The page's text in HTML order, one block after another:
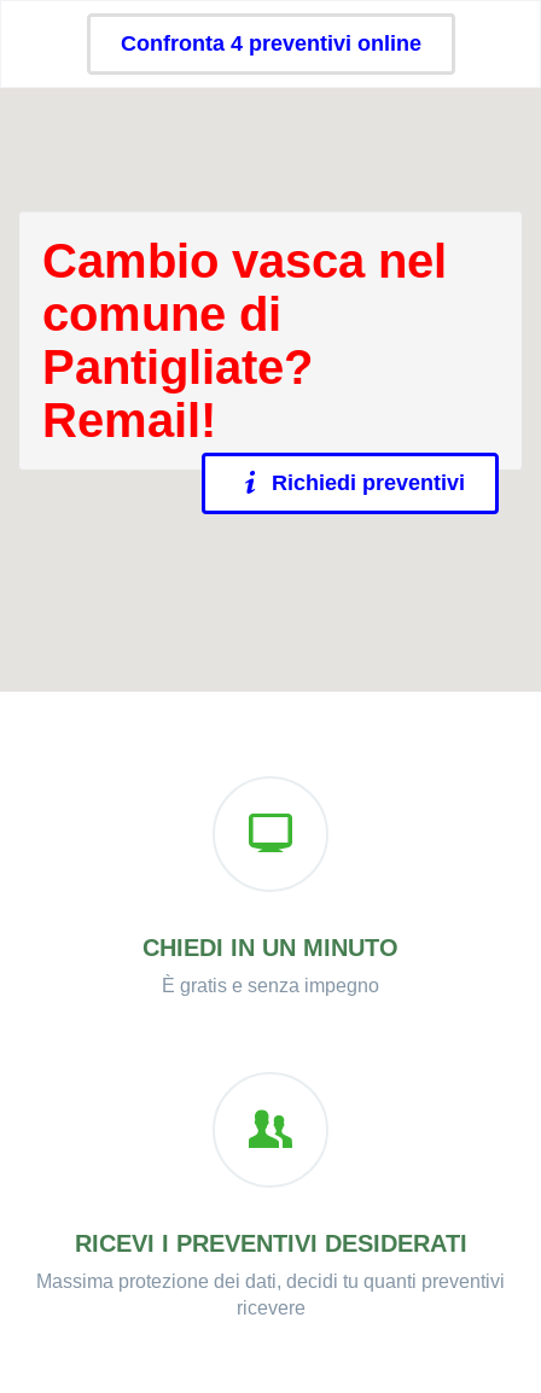
Confronta 4 preventivi online
Cambio vasca nel
comune di
Pantigliate?
Remail!
Richiedi preventivi
CHIEDI IN UN MINUTO
È gratis e senza impegno
RICEVI I PREVENTIVI DESIDERATI
Massima protezione dei dati, decidi tu quanti preventivi
ricevere